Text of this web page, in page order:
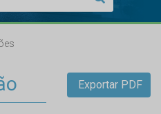
Exportar PDF